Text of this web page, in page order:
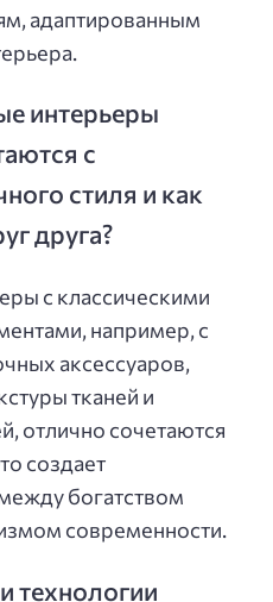
адаптированным
интерьеры
с
стиля и как
друга?
с классическими
например, с
аксессуаров,
тканей и
отлично сочетаются
создает
богатством
современности.
технологии